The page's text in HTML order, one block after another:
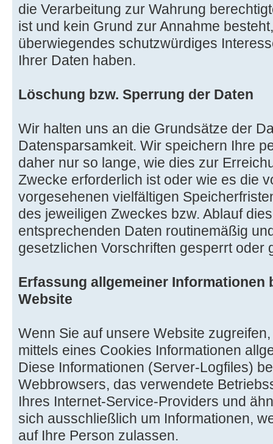
die Verarbeitung zur Wahrung
ist und kein Grund zur Annahme
überwiegendes schutzwürdiges
Ihrer Daten haben.
Löschung bzw. Sperrung der Daten
Wir halten uns an die Grundsätze der
Datensparsamkeit. Wir speichern Ihre
daher nur so lange, wie dies zur
Zwecke erforderlich ist oder wie es die
vorgesehenen vielfältigen
des jeweiligen Zweckes bzw. Ablauf
entsprechenden Daten routinemäßig
gesetzlichen Vorschriften gesperrt oder
Erfassung allgemeiner Informationen
Website
Wenn Sie auf unsere Website
mittels eines Cookies Informationen
Diese Informationen (Server-Logfiles)
Webbrowsers, das verwendete
Ihres Internet-Service-Providers und
sich ausschließlich um Informationen,
auf Ihre Person zulassen.